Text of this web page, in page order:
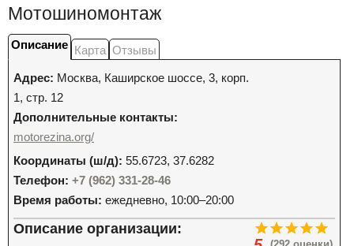
Мотошиномонтаж
Описание Карта Отзывы
Адрес: Москва, Каширское шоссе, 3, корп.
1, стр. 12
Дополнительные контакты:
motorezina.org/
Координаты (ш/д): 55.6723, 37.6282
Телефон: +7 (962) 331-28-46
Время работы: ежедневно, 10:00–20:00
Описание организации: